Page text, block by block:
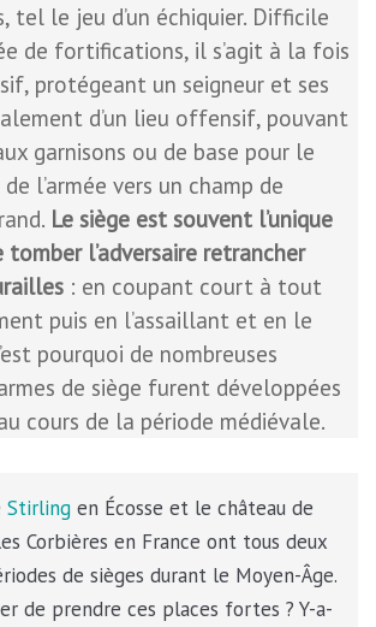
tel le jeu d’un échiquier. Difficile
de fortifications, il s’agit à la fois
protégeant un seigneur et ses
d’un lieu offensif, pouvant
garnisons ou de base pour le
l’armée vers un champ de
Le siège est souvent l’unique
l’adversaire retrancher
: en coupant court à tout
puis en l’assaillant et en le
pourquoi de nombreuses
de siège furent développées
cours de la période médiévale.
Stirling en Écosse et le château de
Corbières en France ont tous deux
de sièges durant le Moyen-Âge.
de prendre ces places fortes ? Y-a-